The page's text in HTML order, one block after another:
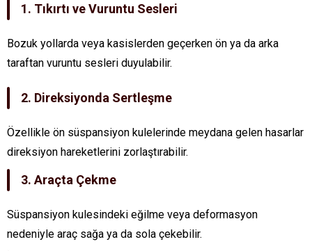
1. Tıkırtı ve Vuruntu Sesleri
Bozuk yollarda veya kasislerden geçerken ön ya da arka
taraftan vuruntu sesleri duyulabilir.
2. Direksiyonda Sertleşme
Özellikle ön süspansiyon kulelerinde meydana gelen hasarlar
direksiyon hareketlerini zorlaştırabilir.
3. Araçta Çekme
Süspansiyon kulesindeki eğilme veya deformasyon
nedeniyle araç sağa ya da sola çekebilir.